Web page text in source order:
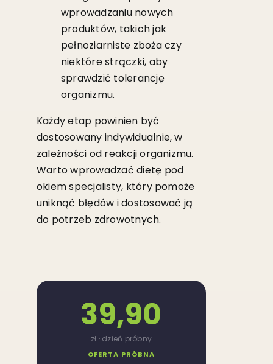
wprowadzaniu nowych
produktów, takich jak
pełnoziarniste zboża czy
niektóre strączki, aby
sprawdzić tolerancję
organizmu.
Każdy etap powinien być
dostosowany indywidualnie, w
zależności od reakcji organizmu.
Warto wprowadzać dietę pod
okiem specjalisty, który pomoże
uniknąć błędów i dostosować ją
do potrzeb zdrowotnych.
OFERTA PRÓBNA
39,90
zł · dzień próbny